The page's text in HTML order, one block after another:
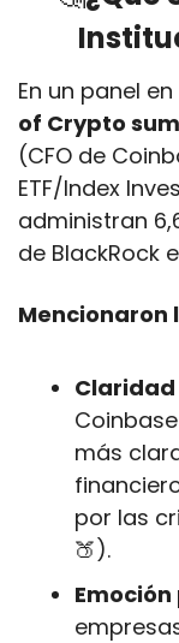
En un panel
of Crypto
(CFO de
ETF/Index
administran
de BlackRock
Mencionaron
más
por las
🍑).